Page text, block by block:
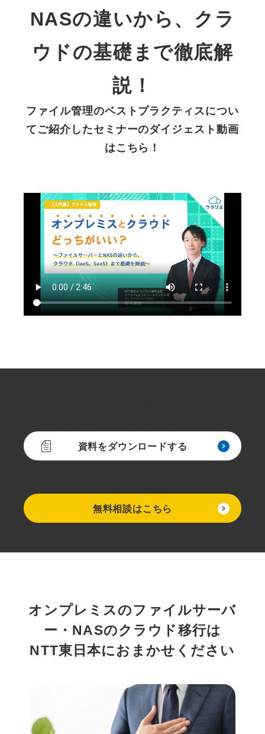
NASの違いから、クラ
ウドの基礎まで徹底解
説！
ファイル管理のベストプラクティスについ
てご紹介したセミナーのダイジェスト動画
はこちら！
資料をダウンロードする
無料相談はこちら
オンプレミスのファイルサーバ
ー・NASのクラウド移行は
NTT東日本におまかせください